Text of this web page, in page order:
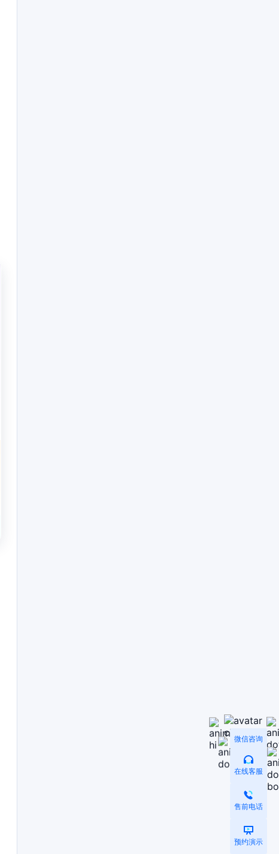
微信咨询
在线客服
售前电话
预约演示